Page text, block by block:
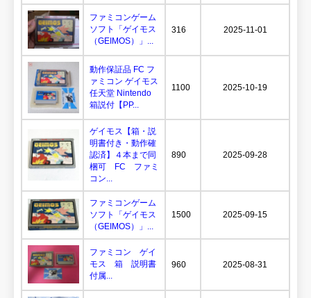
ファミコンゲーム
ソフト「ゲイモス
（GEIMOS）」...
316 2025-11-01
動作保証品 FC フ
ァミコン ゲイモス
任天堂 Nintendo
箱説付【PP...
1100 2025-10-19
ゲイモス【箱・説
明書付き・動作確
認済】４本まで同
梱可 FC ファミ
コン...
890 2025-09-28
ファミコンゲーム
ソフト「ゲイモス
（GEIMOS）」...
1500 2025-09-15
ファミコン ゲイ
モス 箱 説明書
付属...
960 2025-08-31